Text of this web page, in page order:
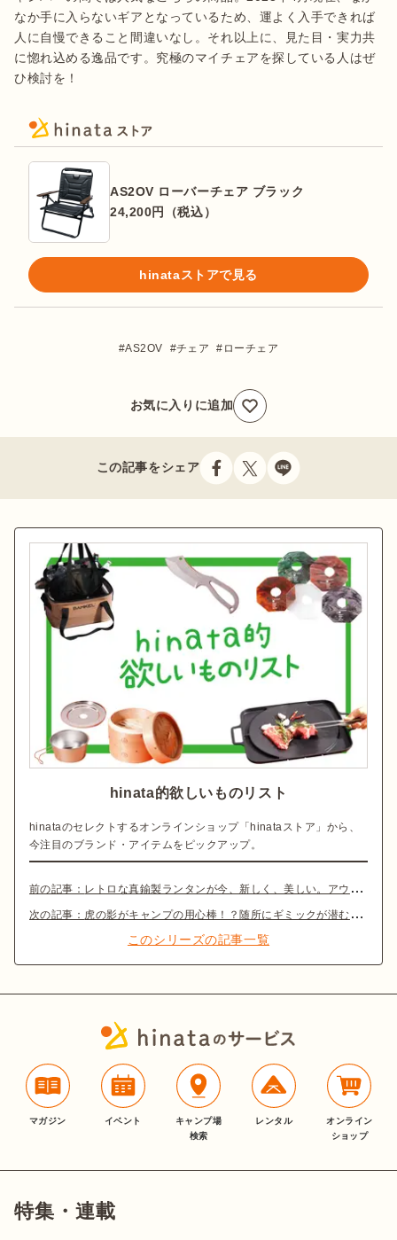
なか手に入らないギアとなっているため、運よく入手できれば
人に自慢できること間違いなし。それ以上に、見た目・実力共
に惚れ込める逸品です。究極のマイチェアを探している人はぜ
ひ検討を！
AS2OV ローバーチェア ブラック
24,200円（税込）
hinataストアで見る
AS2OV チェア ローチェア
お気に入りに追加
この記事をシェア
hinata的欲しいものリスト
hinataのセレクトするオンラインショップ「hinataストア」から、
今注目のブランド・アイテムをピックアップ。
前の記事： レトロな真鍮製ランタンが今、新しく、美しい。アウトドアの夜を幻想的に彩る「バーモントランタン」
次の記事： 虎の影がキャンプの用心棒！？随所にギミックが潜むアイアン製サイドテーブル
このシリーズの記事一覧
マガジン イベント
キャンプ場
検索
レンタル
オンライン
ショップ
特集・連載